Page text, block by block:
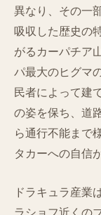
異なり、その一
吸収した歴史の
がるカーパチア
パ最大のヒグマ
民者によって建
の姿を保ち、道
ら通行不能まで
タカーへの自信
ドラキュラ産業